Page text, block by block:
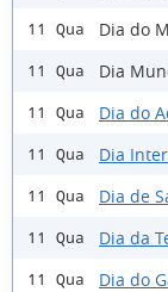
11 Qua Dia do
11 Qua Dia
11 Qua Dia do
11 Qua Dia
11 Qua Dia de
11 Qua Dia da
11 Qua Dia do